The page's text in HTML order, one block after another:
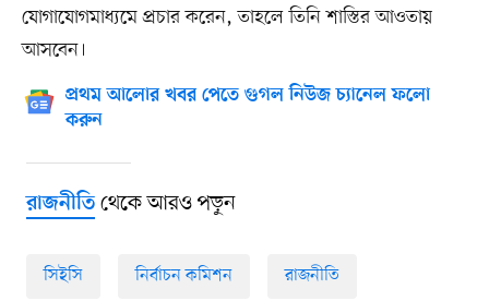
যোগাযোগমাধ্যমে প্রচার করেন, তাহলে তিনি শাস্তির আওতায়
আসবেন।
প্রথম আলোর খবর পেতে গুগল নিউজ চ্যানেল ফলো
করুন
রাজনীতিথেকে আরও পড়ুন
সিইসি নির্বাচন কমিশন রাজনীতি